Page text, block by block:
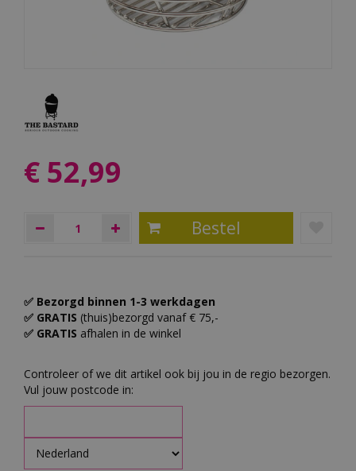
€ 52,99
✅ Bezorgd binnen 1-3 werkdagen
✅ GRATIS (thuis)bezorgd vanaf € 75,-
✅ GRATIS afhalen in de winkel
Controleer of we dit artikel ook bij jou in de regio bezorgen.
Vul jouw postcode in: